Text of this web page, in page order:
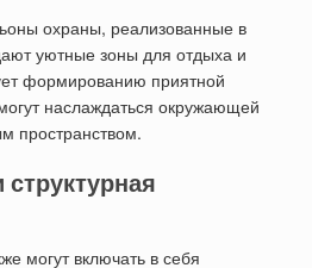
охраны, реализованные в
уютные зоны для отдыха и
формированию приятной
наслаждаться окружающей
пространством.
могут включать в себя